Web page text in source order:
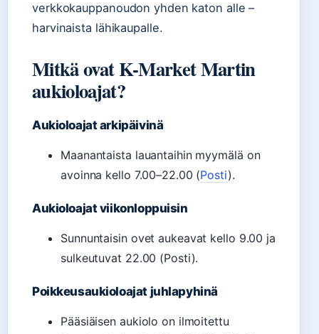
verkkokauppanoudon yhden katon alle –
harvinaista lähikaupalle.
Mitkä ovat K-Market Martin
aukioloajat?
Aukioloajat arkipäivinä
Maanantaista lauantaihin myymälä on
avoinna kello 7.00–22.00 (Posti).
Aukioloajat viikonloppuisin
Sunnuntaisin ovet aukeavat kello 9.00 ja
sulkeutuvat 22.00 (Posti).
Poikkeusaukioloajat juhlapyhinä
Pääsiäisen aukiolo on ilmoitettu